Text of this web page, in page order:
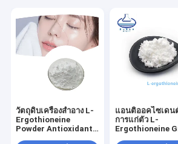
วัตถุดิบเครื่องสำอาง L-
Ergothioneine
Powder Antioxidants
แอนติออคไซเดน
การแก่ตัว L-
Ergothioneine